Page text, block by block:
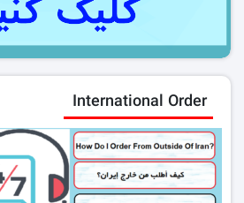
International Order